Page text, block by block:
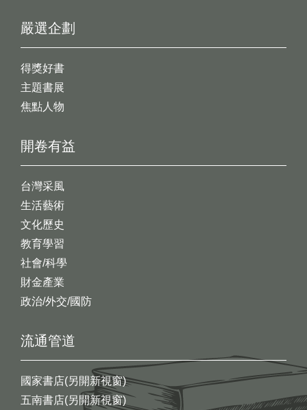
開卷有益
台灣采風
生活藝術
文化歷史
教育學習
社會/科學
財金產業
政治/外交/國防
嚴選企劃
得獎好書
主題書展
焦點人物
流通管道
國家書店(另開新視窗)
五南書店(另開新視窗)